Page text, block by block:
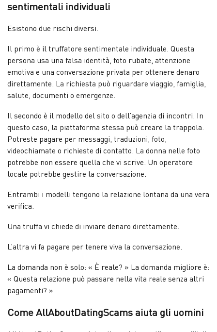
sentimentali individuali
Esistono due rischi diversi.
Il primo è il truffatore sentimentale individuale. Questa
persona usa una falsa identità, foto rubate, attenzione
emotiva e una conversazione privata per ottenere denaro
direttamente. La richiesta può riguardare viaggio, famiglia,
salute, documenti o emergenze.
Il secondo è il modello del sito o dell’agenzia di incontri. In
questo caso, la piattaforma stessa può creare la trappola.
Potreste pagare per messaggi, traduzioni, foto,
videochiamate o richieste di contatto. La donna nelle foto
potrebbe non essere quella che vi scrive. Un operatore
locale potrebbe gestire la conversazione.
Entrambi i modelli tengono la relazione lontana da una vera
verifica.
Una truffa vi chiede di inviare denaro direttamente.
L’altra vi fa pagare per tenere viva la conversazione.
La domanda non è solo: « È reale? » La domanda migliore è:
« Questa relazione può passare nella vita reale senza altri
pagamenti? »
Come AllAboutDatingScams aiuta gli uomini